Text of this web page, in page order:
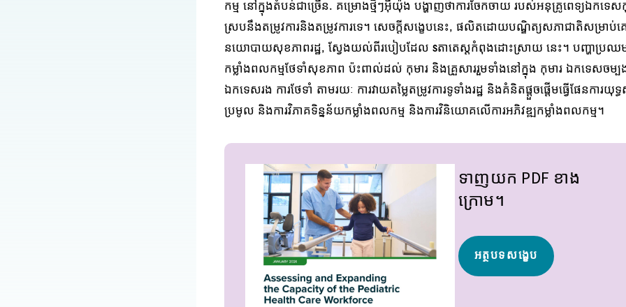
កម្ម នៅក្នុងតំបន់ជាច្រើន. គម្រោងថ្មីៗអ៊ីយ៉ុង បង្ហាញថាការចែកចាយ របស់​អនុ​គ្រូពេទ្យ​ឯកទេស​
ស្រប​នឹង​តម្រូវការ​និង​តម្រូវការ​ទេ។ សេចក្តីសង្ខេបនេះ, ផលិតដោយបណ្ឌិត្យសភាជាតិសម្រាប់
នយោបាយសុខភាពរដ្ឋ, ស្វែងយល់ពីរបៀបដែល sតាតេស្តកំពុងដោះស្រាយ នេះ។ បញ្ហាប្រឈ
កម្លាំងពលកម្មថែទាំសុខភាព ប៉ះពាល់ដល់ កុមារ និងគ្រួសាររួមទាំងនៅក្នុង កុមារ ឯកទេសចម្ប
ឯកទេសរង ការថែទាំ តាមរយៈ ការវាយតម្លៃតម្រូវការទូទាំងរដ្ឋ និងគំនិតផ្តួចផ្តើមធ្វើផែនការយុទ្ធ
ប្រមូល និងការវិភាគទិន្នន័យកម្លាំងពលកម្ម និងការវិនិយោគលើការអភិវឌ្ឍកម្លាំងពលកម្ម។
ទាញយក PDF ខាង
ក្រោម។
អត្ថបទសង្ខេប